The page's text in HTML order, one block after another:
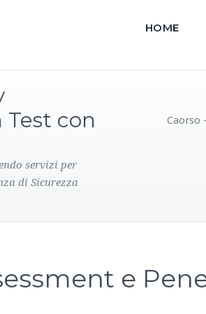
HOME
con
servizi per
di Sicurezza
Caorso
e